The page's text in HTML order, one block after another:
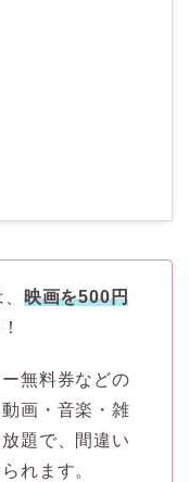
映画を500円
無料券などの
画・音楽・雑
題で、間違い
れます。